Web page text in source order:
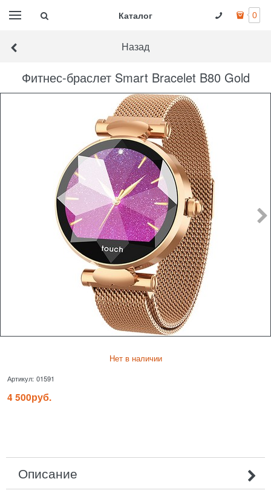
Каталог 0
Назад
Фитнес-браслет Smart Bracelet B80 Gold
Нет в наличии
Артикул: 01591
4 500руб.
Описание